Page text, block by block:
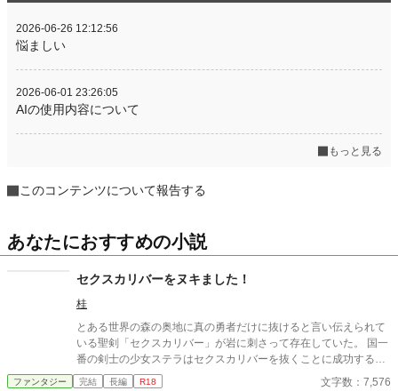
2026-06-26 12:12:56
悩ましい
2026-06-01 23:26:05
AIの使用内容について
もっと見る
このコンテンツについて報告する
あなたにおすすめの小説
セクスカリバーをヌキました！
桂
とある世界の森の奥地に真の勇者だけに抜けると言い伝えられて
いる聖剣「セクスカリバー」が岩に刺さって存在していた。 国一
番の剣士の少女ステラはセクスカリバーを抜くことに成功する
が、セクスカリバーはステラの膣を鞘代わりにして収まってしま
ファンタジー 完結 長編 R18 文字数：7,576